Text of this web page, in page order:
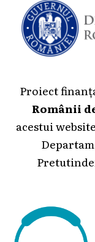
Proiect
Românii
acestui